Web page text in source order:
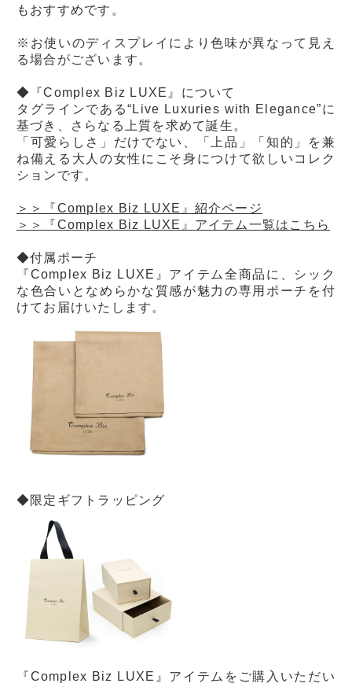
もおすすめです。
※お使いのディスプレイにより色味が異なって見え
る場合がございます。
◆『Complex Biz LUXE』について
タグラインである“Live Luxuries with Elegance”に
基づき、さらなる上質を求めて誕生。
「可愛らしさ」だけでない、「上品」「知的」を兼
ね備える大人の女性にこそ身につけて欲しいコレク
ションです。
＞＞『Complex Biz LUXE』紹介ページ
＞＞『Complex Biz LUXE』アイテム一覧はこちら
◆付属ポーチ
『Complex Biz LUXE』アイテム全商品に、シック
な色合いとなめらかな質感が魅力の専用ポーチを付
けてお届けいたします。
◆限定ギフトラッピング
『Complex Biz LUXE』アイテムをご購入いただい